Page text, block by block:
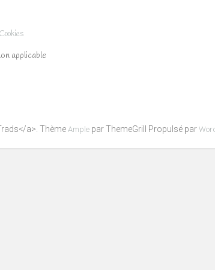
Cookies
applicable
a>. Thème Ample par ThemeGrill Propulsé par